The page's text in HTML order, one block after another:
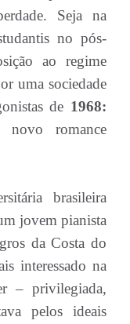
Seja na
no pós-
ao regime
uma sociedade
de 1968:
novo romance
brasileira
jovem pianista
da Costa do
interessado na
– privilegiada,
pelos ideais